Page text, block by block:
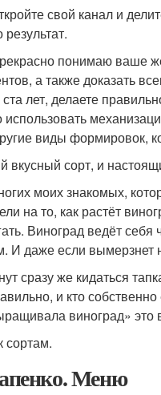
свой канал и
понимаю ваше
а также доказать
лет, делаете
виды формировок,
сорт, и
моих знакомых,
на то, как растёт
Виноград ведёт себя
И даже если вымерзнет
сразу же кидаться
и кто
виноград» это
сортам.
Меню